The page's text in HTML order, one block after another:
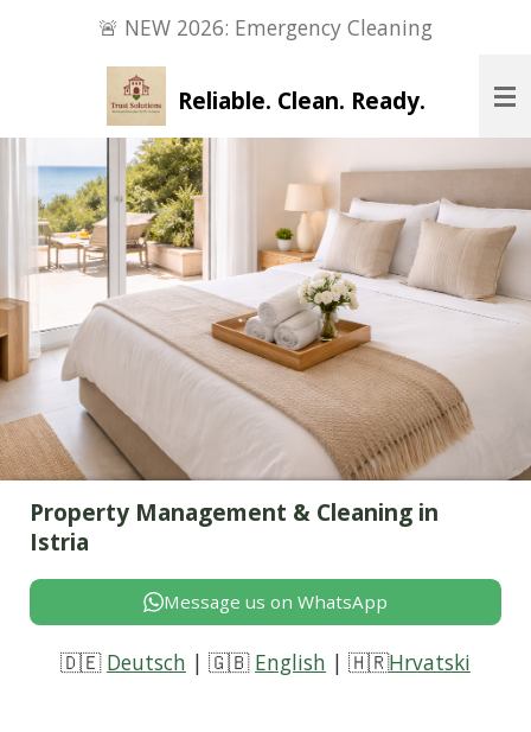
Hauptinhalt
Reliable. Clean. Ready.
🚨 NEW 2026: Emergency Cleaning
Property Management & Cleaning in
Istria
Message us on WhatsApp
🇩🇪 Deutsch | 🇬🇧 English | 🇭🇷Hrvatski